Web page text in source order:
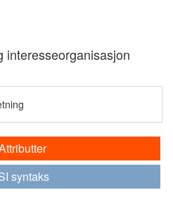
interesseorganisasjon
syntaks